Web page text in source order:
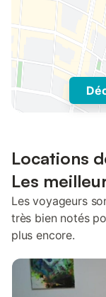
Locations
Les
Les voyageurs
très bien notés
plus encore.